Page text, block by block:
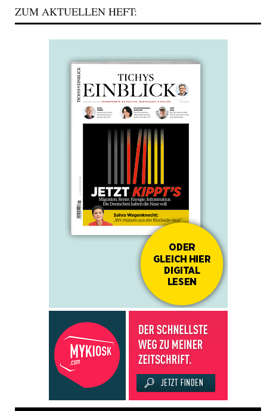
ZUM AKTUELLEN HEFT: